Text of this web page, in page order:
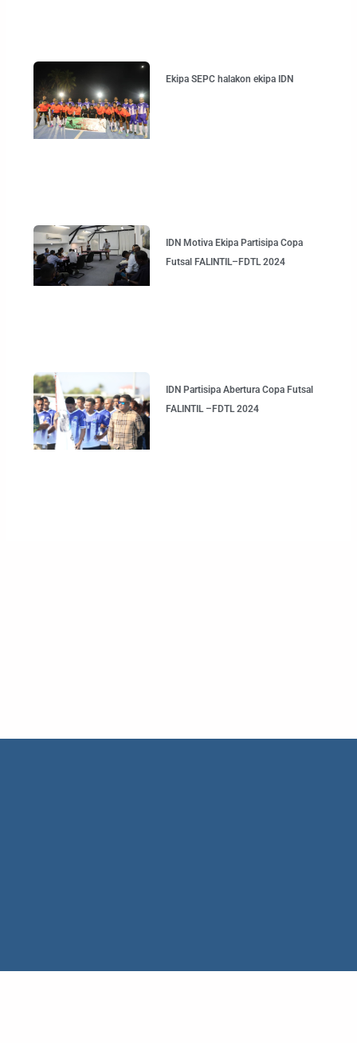
Ekipa SEPC halakon ekipa IDN
IDN Motiva Ekipa Partisipa Copa
Futsal FALINTIL–FDTL 2024
IDN Partisipa Abertura Copa Futsal
FALINTIL –FDTL 2024